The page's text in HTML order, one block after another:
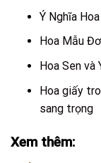
Ý Nghĩa
Hoa Mẫu
Hoa Sen và
Hoa giấy
sang trọng
Xem thêm: